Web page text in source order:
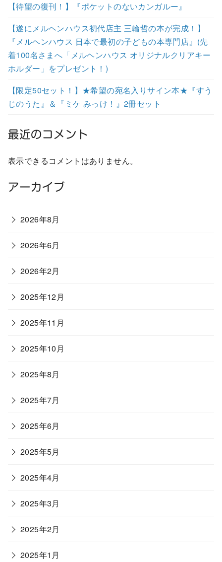
【待望の復刊！】『ポケットのないカンガルー』
【遂にメルヘンハウス初代店主 三輪哲の本が完成！】
『メルヘンハウス 日本で最初の子どもの本専門店』(先
着100名さまへ「メルヘンハウス オリジナルクリアキー
ホルダー」をプレゼント！)
【限定50セット！】★希望の宛名入りサイン本★『すう
じのうた』＆『ミケ みっけ！』2冊セット
最近のコメント
表示できるコメントはありません。
アーカイブ
2026年8月
2026年6月
2026年2月
2025年12月
2025年11月
2025年10月
2025年8月
2025年7月
2025年6月
2025年5月
2025年4月
2025年3月
2025年2月
2025年1月